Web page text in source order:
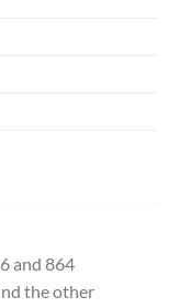
and 864
the other